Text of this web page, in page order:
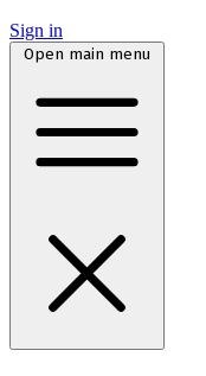
Sign in
Open main menu